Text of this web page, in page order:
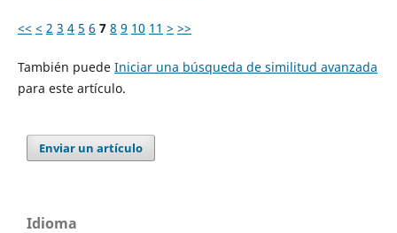
<< < 2 3 4 5 6 7 8 9 10 11 > >>
También puede Iniciar una búsqueda de similitud avanzada
para este artículo.
Enviar un artículo
Idioma